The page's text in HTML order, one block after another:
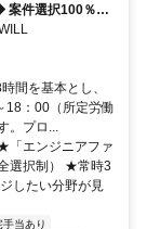
案件選択100％！
間を基本とし、
18：00（所定労働
。プロ...
エンジニアファ
選択制） ★常時3
したい分野が見
手当あり